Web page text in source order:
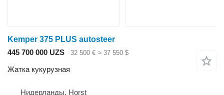
Kemper 375 PLUS autosteer
445 700 000 UZS
32 500 € ≈ 37 550 $
Жатка кукурузная
Нидерланды, Horst